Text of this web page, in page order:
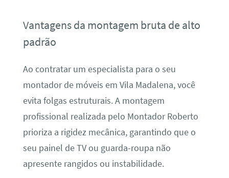
Vantagens da montagem bruta de alto
padrão
Ao contratar um especialista para o seu
montador de móveis em Vila Madalena, você
evita folgas estruturais. A montagem
profissional realizada pelo Montador Roberto
prioriza a rigidez mecânica, garantindo que o
seu painel de TV ou guarda-roupa não
apresente rangidos ou instabilidade.